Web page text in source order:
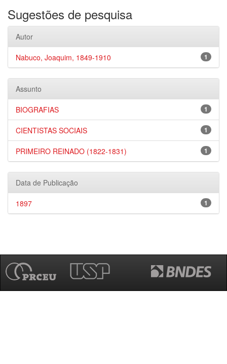
Sugestões de pesquisa
Autor
1
Nabuco, Joaquim, 1849-1910
Assunto
1
BIOGRAFIAS
1
CIENTISTAS SOCIAIS
1
PRIMEIRO REINADO (1822-1831)
Data de Publicação
1
1897